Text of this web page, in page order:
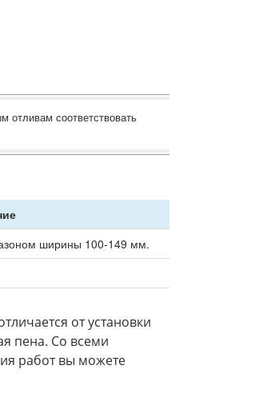
соответствовать
ширины 100-149 мм.
от установки
пена. Со всеми
работ вы можете